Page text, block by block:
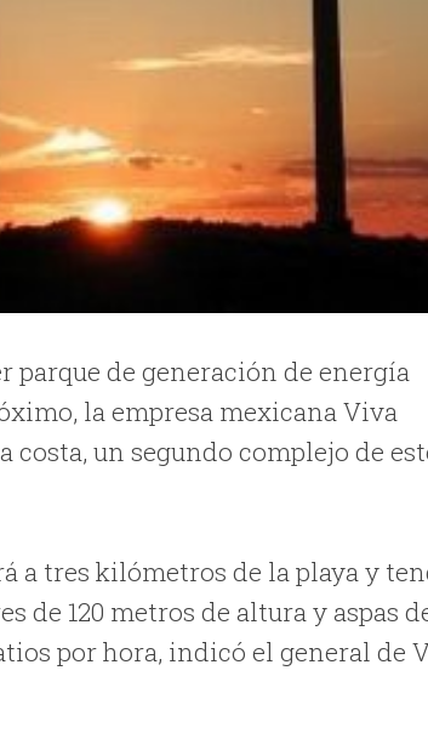
de generación de energía
la empresa mexicana Viva
costa, un segundo complejo de
a tres kilómetros de la playa y
de 120 metros de altura y aspas
por hora, indicó el general de